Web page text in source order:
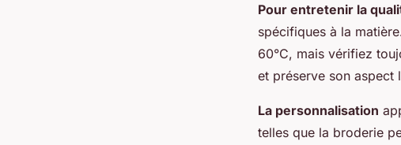
Pour entretenir la
spécifiques à la
60°C, mais vérifiez
et préserve son aspect
La personnalisation
telles que la broderie